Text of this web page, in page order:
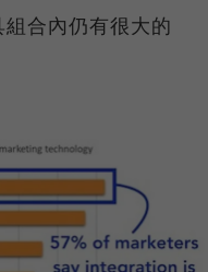
合內仍有很大的